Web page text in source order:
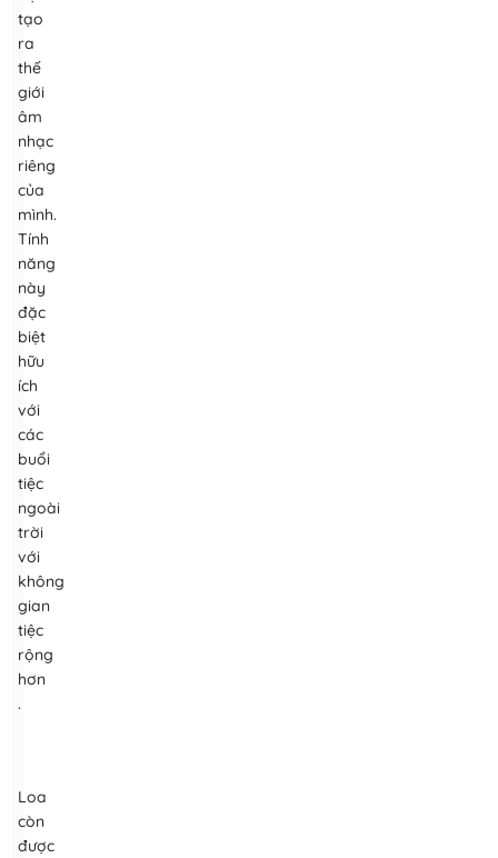
tạo
ra
thế
giới
âm
nhạc
riêng
của
mình.
Tính
năng
này
đặc
biệt
hữu
ích
với
các
buổi
tiệc
ngoài
trời
với
không
gian
tiệc
rộng
hơn
.
Loa
còn
được